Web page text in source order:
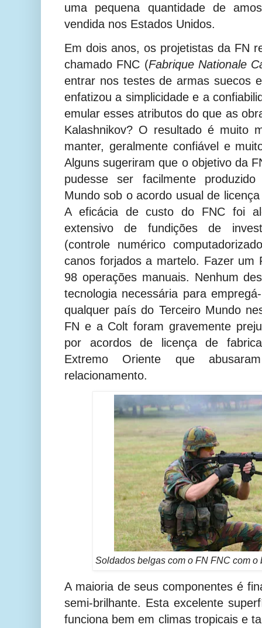
uma pequena quantidade de
vendida nos Estados Unidos.
Em dois anos, os projetistas da FN
chamado FNC (Fabrique Nationale
entrar nos testes de armas suecos
enfatizou a simplicidade e a
emular esses atributos do que as
Kalashnikov? O resultado é muito
manter, geralmente confiável e
Alguns sugeriram que o objetivo da
pudesse ser facilmente
Mundo sob o acordo usual de
A eficácia de custo do FNC foi
extensivo de fundições de
(controle numérico
canos forjados a martelo. Fazer um
98 operações manuais. Nenhum
tecnologia necessária para
qualquer país do Terceiro Mundo
FN e a Colt foram gravemente
por acordos de licença de
Extremo Oriente que
relacionamento.
Soldados belgas com o FN FNC com o
A maioria de seus componentes é
semi-brilhante. Esta excelente
funciona bem em climas tropicais e